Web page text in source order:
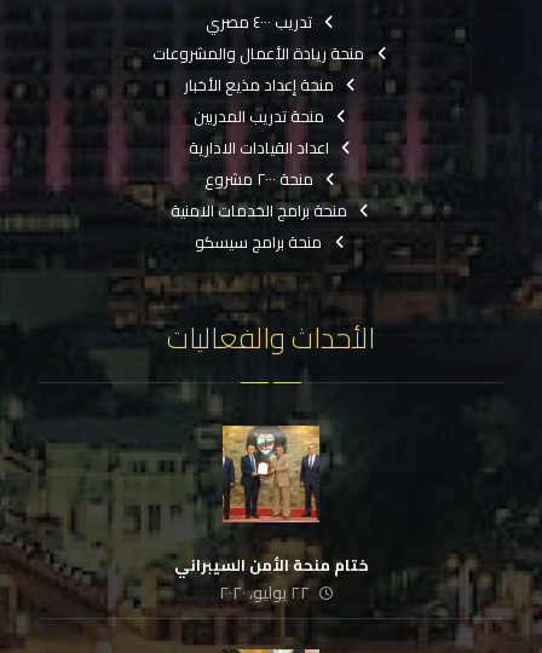
تدريب ٤٠٠٠ مصري
منحة ريادة الأعمال والمشروعات
منحة إعداد مذيع الأخبار
منحة تدريب المدربين
اعداد القيادات الادارية
منحة ٢٠٠٠ مشروع
منحة برامج الخدمات الامنية
منحة برامج سيسكو
الأحداث والفعاليات
ختام منحة الأمن السيبراني
٢٢ يوليو، ٢٠٢٠